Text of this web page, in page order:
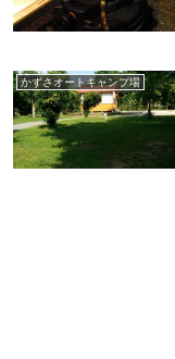
かずさオートキャンプ場